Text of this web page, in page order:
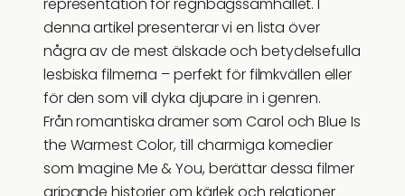
denna artikel presenterar vi en lista över
några av de mest älskade och betydelsefulla
lesbiska filmerna – perfekt för filmkvällen eller
för den som vill dyka djupare in i genren.
Från romantiska dramer som Carol och Blue Is
the Warmest Color, till charmiga komedier
som Imagine Me & You, berättar dessa filmer